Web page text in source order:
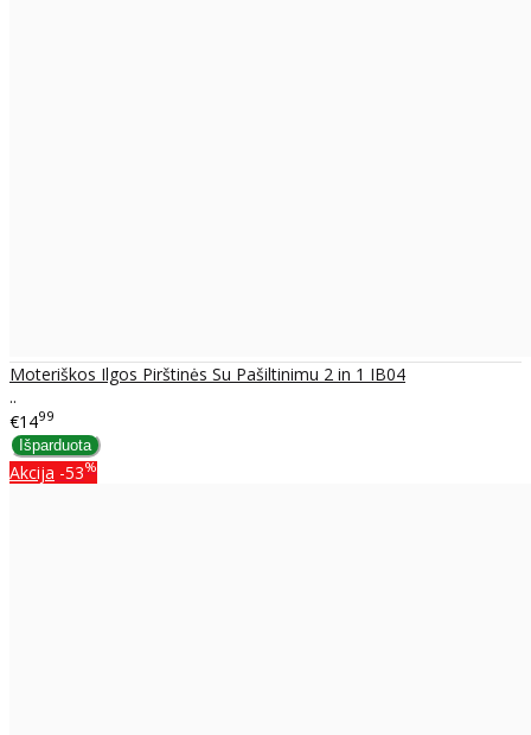
Moteriškos Ilgos Pirštinės Su Pašiltinimu 2 in 1 IB04
..
€1499
Akcija -53%